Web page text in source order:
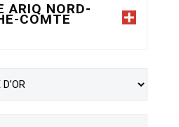
ARIQ NORD-
COMTE